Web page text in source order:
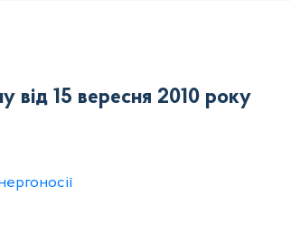
від 15 вересня 2010 року